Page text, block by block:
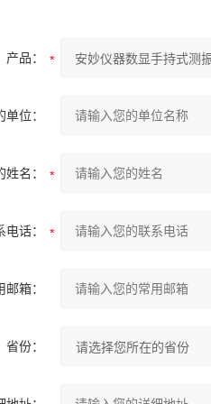
产品：
单位：
姓名：
电话：
邮箱：
省份：